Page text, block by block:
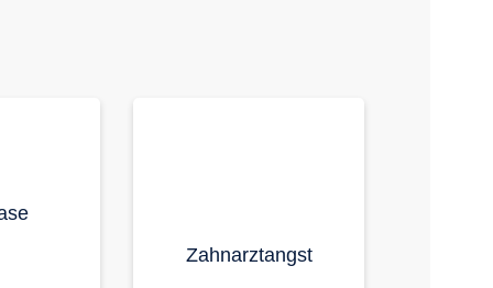
Zahnarztangst